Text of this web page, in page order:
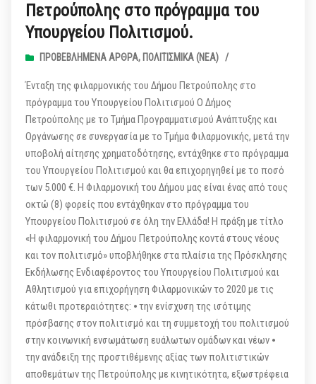
Πετρούπολης στο πρόγραμμα του
Υπουργείου Πολιτισμού.
ΠΡΟΒΕΒΛΗΜΈΝΑ ΆΡΘΡΑ, ΠΟΛΙΤΙΣΜΙΚΆ (ΝΕΑ) /
Ένταξη της φιλαρμονικής του Δήμου Πετρούπολης στο
πρόγραμμα του Υπουργείου Πολιτισμού Ο Δήμος
Πετρούπολης με το Τμήμα Προγραμματισμού Ανάπτυξης και
Οργάνωσης σε συνεργασία με το Τμήμα Φιλαρμονικής, μετά την
υποβολή αίτησης χρηματοδότησης, εντάχθηκε στο πρόγραμμα
του Υπουργείου Πολιτισμού και θα επιχορηγηθεί με το ποσό
των 5.000 €. Η Φιλαρμονική του Δήμου μας είναι ένας από τους
οκτώ (8) φορείς που εντάχθηκαν στο πρόγραμμα του
Υπουργείου Πολιτισμού σε όλη την Ελλάδα! Η πράξη με τίτλο
«Η φιλαρμονική του Δήμου Πετρούπολης κοντά στους νέους
και τον πολιτισμό» υποβλήθηκε στα πλαίσια της Πρόσκλησης
Εκδήλωσης Ενδιαφέροντος του Υπουργείου Πολιτισμού και
Αθλητισμού για επιχορήγηση Φιλαρμονικών το 2020 με τις
κάτωθι προτεραιότητες: ⦁ την ενίσχυση της ισότιμης
πρόσβασης στον πολιτισμό και τη συμμετοχή του πολιτισμού
στην κοινωνική ενσωμάτωση ευάλωτων ομάδων και νέων ⦁
την ανάδειξη της προστιθέμενης αξίας των πολιτιστικών
αποθεμάτων της Πετρούπολης με κινητικότητα, εξωστρέφεια